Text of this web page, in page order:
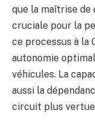
que la maîtrise
cruciale pour la
ce processus à la
autonomie
véhicules. La
aussi la
circuit plus